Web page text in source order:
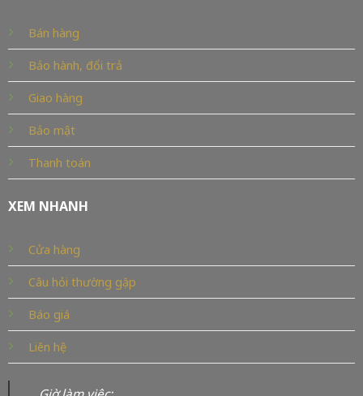
Bán hàng
Bảo hành, đổi trả
Giao hàng
Bảo mật
Thanh toán
XEM NHANH
Cửa hàng
Câu hỏi thường gặp
Báo giá
Liên hệ